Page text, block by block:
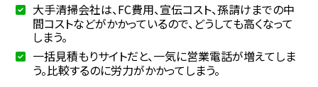
大手清掃会社は、FC費用、宣伝コスト、孫請けまでの中
間コストなどがかかっているので、どうしても高くなって
しまう。
一括見積もりサイトだと、一気に営業電話が増えてしま
う。比較するのに労力がかかってしまう。